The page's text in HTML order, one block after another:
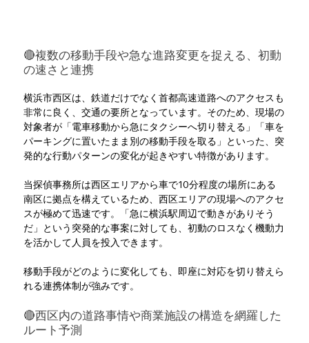
🔴複数の移動手段や急な進路変更を捉える、初動
の速さと連携
横浜市西区は、鉄道だけでなく首都高速道路へのアクセスも
非常に良く、交通の要所となっています。そのため、現場の
対象者が「電車移動から急にタクシーへ切り替える」「車を
パーキングに置いたまま別の移動手段を取る」といった、突
発的な行動パターンの変化が起きやすい特徴があります。
当探偵事務所は西区エリアから車で10分程度の場所にある
南区に拠点を構えているため、西区エリアの現場へのアクセ
スが極めて迅速です。「急に横浜駅周辺で動きがありそう
だ」という突発的な事案に対しても、初動のロスなく機動力
を活かして人員を投入できます。
移動手段がどのように変化しても、即座に対応を切り替えら
れる連携体制が強みです。
🔴西区内の道路事情や商業施設の構造を網羅した
ルート予測